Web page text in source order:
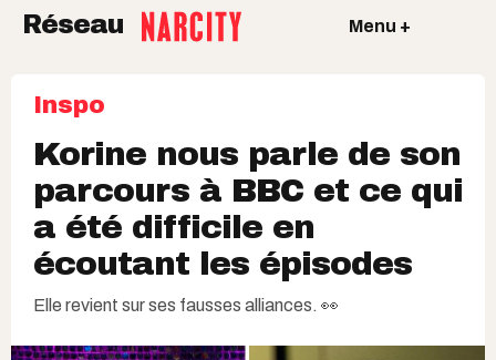
Réseau Menu +
Inspo
Korine nous parle de son
parcours à BBC et ce qui
a été difficile en
écoutant les épisodes
Elle revient sur ses fausses alliances. 👀